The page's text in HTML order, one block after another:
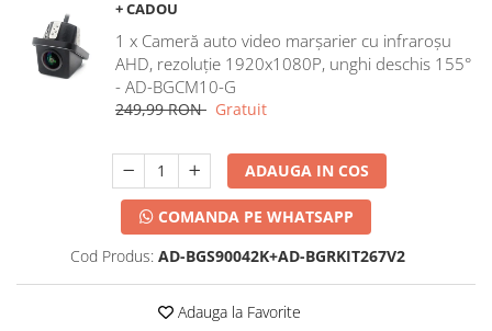
+ CADOU
1 x Cameră auto video marșarier cu infraroșu
AHD, rezoluție 1920x1080P, unghi deschis 155°
- AD-BGCM10-G
249,99 RON Gratuit
ADAUGA IN COS
COMANDA PE WHATSAPP
Cod Produs: AD-BGS90042K+AD-BGRKIT267V2
Adauga la Favorite